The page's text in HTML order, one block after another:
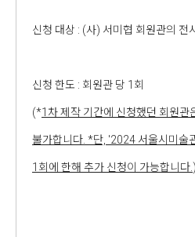
신청 대상 : (사) 서미협 회원관의 전
신청 한도 : 회원관 당 1회
(*1차 제작 기간에 신청했던 회원관
불가합니다. *단, '2024 서울시미술
1회에 한해 추가 신청이 가능합니다. )